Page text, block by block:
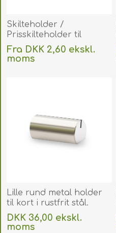
Skilteholder /
Prisskilteholder til
hylde/bord sort.
60270156
Fra DKK 2,60 ekskl.
moms
Lille rund metal holder
til kort i rustfrit stål.
60270225
DKK 36,00 ekskl.
moms